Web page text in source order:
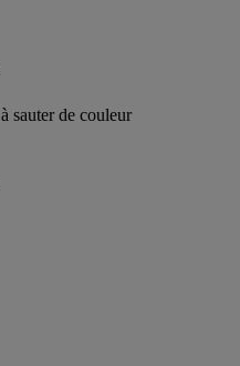
sauter de couleur